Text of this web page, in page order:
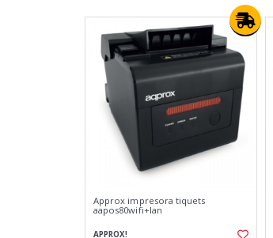
Approx impresora tiquets
aapos80wifi+lan
APPROX!